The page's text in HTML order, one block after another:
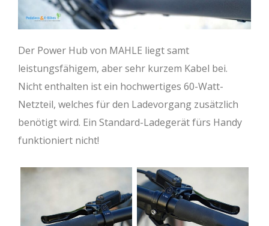
Der Power Hub von MAHLE liegt samt
leistungsfähigem, aber sehr kurzem Kabel bei.
Nicht enthalten ist ein hochwertiges 60-Watt-
Netzteil, welches für den Ladevorgang zusätzlich
benötigt wird. Ein Standard-Ladegerät fürs Handy
funktioniert nicht!